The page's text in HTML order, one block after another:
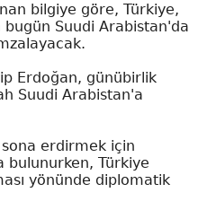
bilgiye göre, Türkiye,
Suudi Arabistan'da
Erdoğan, günübirlik
Suudi Arabistan'a
sona erdirmek için
bulunurken, Türkiye
yönünde diplomatik